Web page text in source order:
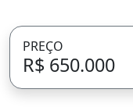
PREÇO
R$ 650.000